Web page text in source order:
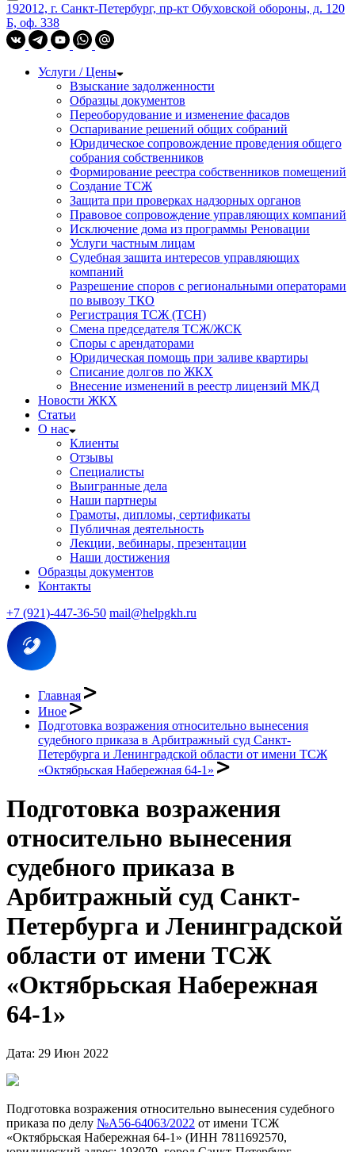
192012, г. Санкт-Петербург, пр-кт Обуховской обороны, д. 120
Б, оф. 338
Услуги / Цены
Взыскание задолженности
Образцы документов
Переоборудование и изменение фасадов
Оспаривание решений общих собраний
Юридическое сопровождение проведения общего
собрания собственников
Формирование реестра собственников помещений
Создание ТСЖ
Защита при проверках надзорных органов
Правовое сопровождение управляющих компаний
Исключение дома из программы Реновации
Услуги частным лицам
Судебная защита интересов управляющих
компаний
Разрешение споров с региональными операторами
по вывозу ТКО
Регистрация ТСЖ (ТСН)
Смена председателя ТСЖ/ЖСК
Споры с арендаторами
Юридическая помощь при заливе квартиры
Списание долгов по ЖКХ
Внесение изменений в реестр лицензий МКД
Новости ЖКХ
Статьи
О нас
Клиенты
Отзывы
Специалисты
Выигранные дела
Наши партнеры
Грамоты, дипломы, сертификаты
Публичная деятельность
Лекции, вебинары, презентации
Наши достижения
Образцы документов
Контакты
+7 (921)-447-36-50 mail@helpgkh.ru
Главная
Иное
Подготовка возражения относительно вынесения
судебного приказа в Арбитражный суд Санкт-
Петербурга и Ленинградской области от имени ТСЖ
«Октябрьская Набережная 64-1»
Подготовка возражения
относительно вынесения
судебного приказа в
Арбитражный суд Санкт-
Петербурга и Ленинградской
области от имени ТСЖ
«Октябрьская Набережная
64-1»
Дата: 29 Июн 2022
Подготовка возражения относительно вынесения судебного
приказа по делу №А56-64063/2022 от имени ТСЖ
«Октябрьская Набережная 64-1» (ИНН 7811692570,